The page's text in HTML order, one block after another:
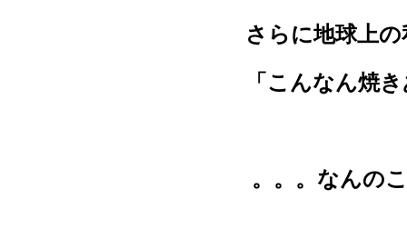
さらに地球上
「こんなん焼
。。。なんの